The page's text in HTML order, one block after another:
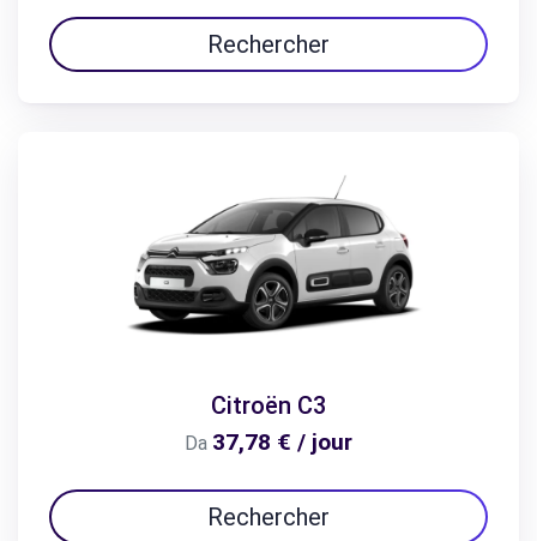
Rechercher
Citroën C3
Da 37,78 € / jour
Rechercher